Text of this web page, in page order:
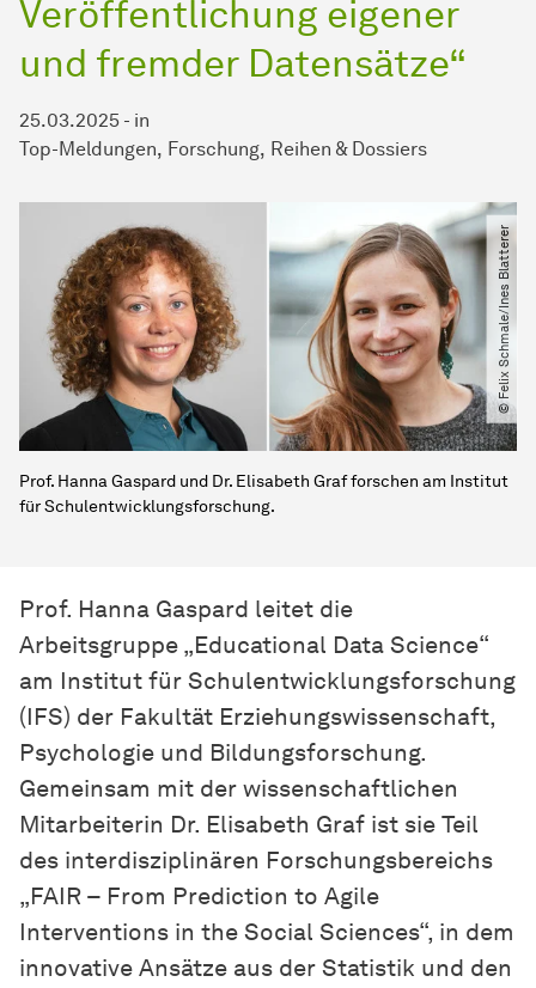
Veröffentlichung eigener
und fremder Datensätze“
25.03.2025 - in
Top-Meldungen Forschung Reihen & Dossiers
© Felix Schmale​/​Ines Blatterer
Prof. Hanna Gaspard und Dr. Elisabeth Graf forschen am Institut
für Schulentwicklungsforschung.
Prof. Hanna Gaspard leitet die
Arbeitsgruppe „Educational Data Science“
am Institut für Schulentwicklungsforschung
(IFS) der Fakultät Erziehungswissenschaft,
Psychologie und Bildungsforschung.
Gemeinsam mit der wissen­schaft­lichen
Mitarbeiterin Dr. Elisabeth Graf ist sie Teil
des interdisziplinären Forschungsbereichs
„FAIR – From Prediction to Agile
Interventions in the Social Sciences“, in dem
innovative Ansätze aus der Statistik und den